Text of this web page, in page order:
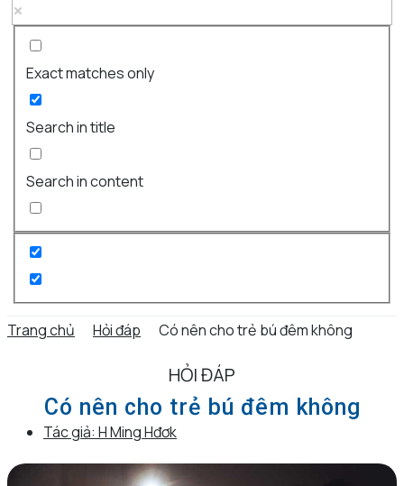
Exact matches only
Search in title
Search in content
Trang chủ Hỏi đáp Có nên cho trẻ bú đêm không
HỎI ĐÁP
Có nên cho trẻ bú đêm không
Tác giả: H Ming Hđơk